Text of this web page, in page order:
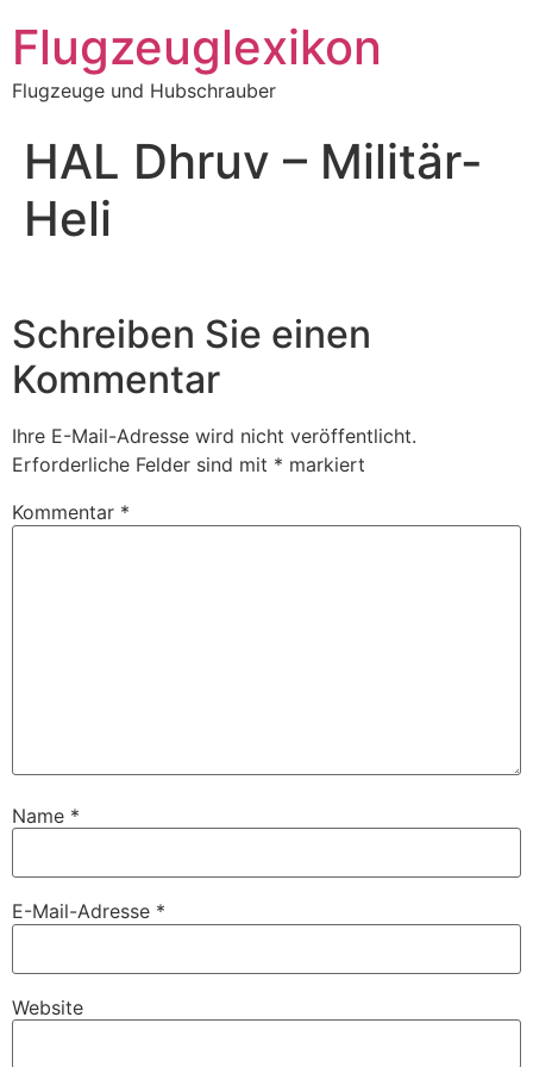
Inhalt
springen
Flugzeuglexikon
Flugzeuge und Hubschrauber
HAL Dhruv – Militär-
Heli
Schreiben Sie einen
Kommentar
Ihre E-Mail-Adresse wird nicht veröffentlicht.
Erforderliche Felder sind mit * markiert
Kommentar *
Name *
E-Mail-Adresse *
Website